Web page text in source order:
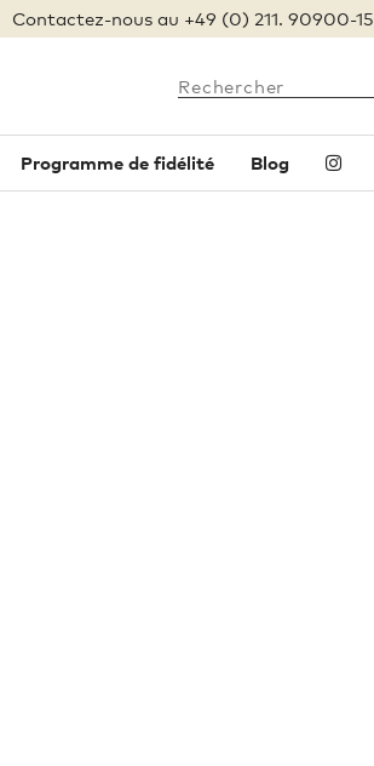
Contactez-nous au +49 (0) 211. 90900-15
Programme de fidélité Blog